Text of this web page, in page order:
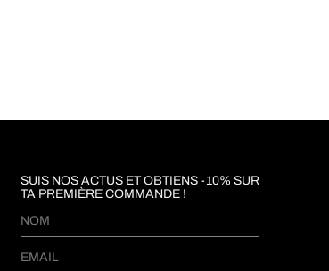
SUIS NOS ACTUS ET OBTIENS -10% SUR
TA PREMIÈRE COMMANDE !​